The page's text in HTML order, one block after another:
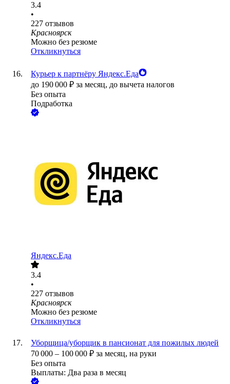
3.4
•
227 отзывов
Красноярск
Можно без резюме
Откликнуться
Курьер к партнёру Яндекс.Еда
до 190 000 ₽ за месяц, до вычета налогов
Без опыта
Подработка
Яндекс.Еда
3.4
•
227 отзывов
Красноярск
Можно без резюме
Откликнуться
Уборщица/уборщик в пансионат для пожилых людей
70 000 – 100 000 ₽ за месяц, на руки
Без опыта
Выплаты: Два раза в месяц